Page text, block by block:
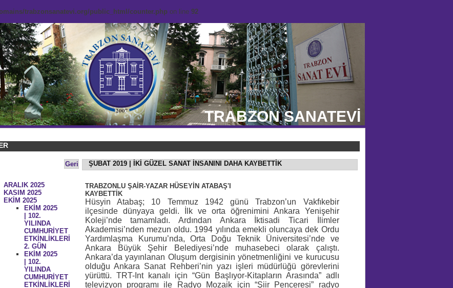
trabzonsanatevi.org/public_html/counter.php on line 92
TRABZON SANATEVİ
Geri ŞUBAT 2019 | İKİ GÜZEL SANAT İNSANINI DAHA KAYBETTİK
TRABZONLU ŞAİR-YAZAR HÜSEYİN ATABAŞ'I
KAYBETTİK
Hüsyin Atabaş; 10 Temmuz 1942 günü Trabzon’un Vakfıkebir
ilçesinde dünyaya geldi. İlk ve orta öğrenimini Ankara Yenişehir
Koleji’nde tamamladı. Ardından Ankara İktisadi Ticari İlimler
Akademisi’nden mezun oldu. 1994 yılında emekli oluncaya dek Ordu
Yardımlaşma Kurumu’nda, Orta Doğu Teknik Üniversitesi’nde ve
Ankara Büyük Şehir Belediyesi’nde muhasebeci olarak çalıştı.
Ankara’da yayınlanan Oluşum dergisinin yönetmenliğini ve kurucusu
olduğu Ankara Sanat Rehberi’nin yazı işleri müdürlüğü görevlerini
yürüttü. TRT-Int kanalı için “Gün Başlıyor-Kitapların Arasında” adlı
televizyon programı ile Radyo Mozaik için “Şiir Penceresi” radyo
ARALIK 2025
KASIM 2025
EKİM 2025
EKİM 2025
| 102.
YILINDA
CUMHURİYET
ETKİNLİKLERİ
2. GÜN
EKİM 2025
| 102.
YILINDA
CUMHURİYET
ETKİNLİKLERİ